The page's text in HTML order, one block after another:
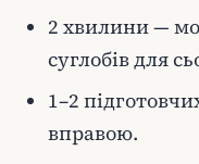
2 хвилини —
суглобів для
1–2
вправою.